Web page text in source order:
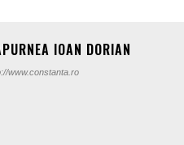
IOAN DORIAN
www.constanta.ro